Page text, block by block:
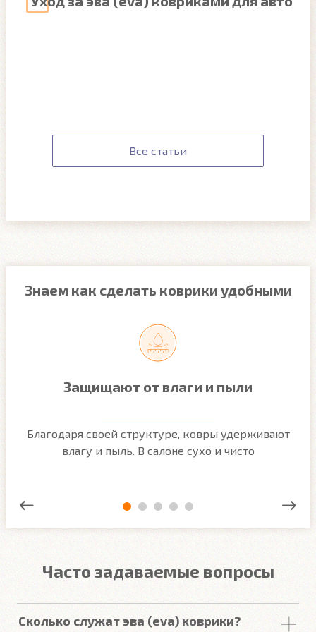
Все статьи
Знаем как сделать коврики удобными
Защищают от влаги и пыли
Благодаря своей структуре, ковры удерживают
влагу и пыль. В салоне сухо и чисто
Часто задаваемые вопросы
Сколько служат эва (eva) коврики?